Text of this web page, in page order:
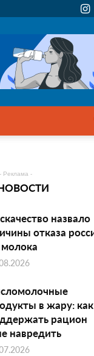
- Реклама -
назвало
отказа
в жару: как
рацион
навредить